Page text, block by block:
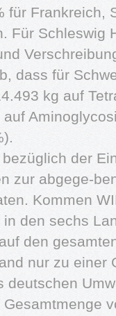
für Frankreich,
Für Schleswig
dass für
kg auf
der
zur abgege-
Kommen
den sechs
den
nur zu einer
deutschen